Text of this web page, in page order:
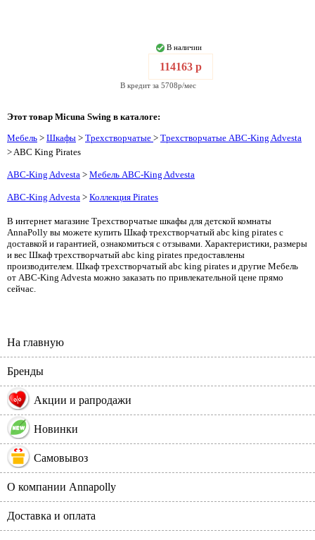
В наличии
114163 р
В кредит за 5708р/мес
Этот товар Micuna Swing в каталоге:
Мебель > Шкафы > Трехстворчатые > Трехстворчатые ABC-King Advesta
> ABC King Pirates
ABC-King Advesta > Мебель ABC-King Advesta
ABC-King Advesta > Коллекция Pirates
В интернет магазине Трехстворчатые шкафы для детской комнаты
AnnaPolly вы можете купить Шкаф трехстворчатый abc king pirates с
доставкой и гарантией, ознакомиться с отзывами. Характеристики, размеры
и вес Шкаф трехстворчатый abc king pirates предоставлены
производителем. Шкаф трехстворчатый abc king pirates и другие Мебель
от ABC-King Advesta можно заказать по привлекательной цене прямо
сейчас.
На главную
Бренды
% Акции и рапродажи
Новинки
Самовывоз
О компании Annapolly
Доставка и оплата